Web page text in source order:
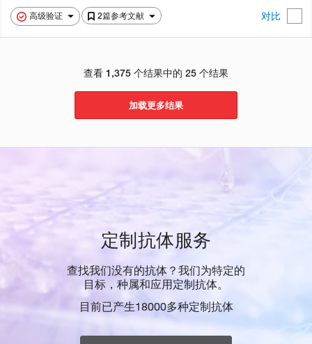
高级验证 2篇参考文献 对比
查看 1,375 个结果中的 25 个结果
加载更多结果
定制抗体服务
查找我们没有的抗体？我们为特定的
目标，种属和应用定制抗体。
目前已产生18000多种定制抗体